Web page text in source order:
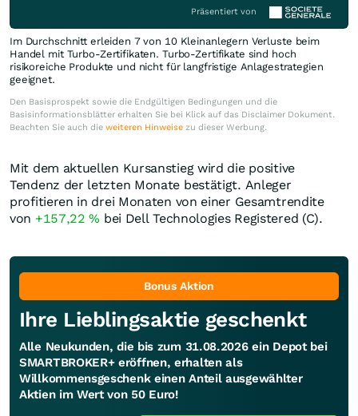
Präsentiert von
Im Durchschnitt erleiden 7 von 10 Kleinanlegern Verluste beim
Handel mit Turbo-Zertifikaten. Turbo-Zertifikate sind hoch
risikoreiche Produkte und nicht für langfristige Anlagestrategien
geeignet.
Den Basisprospekt sowie die Endgültigen Bedingungen und die
Basisinformationsblätter erhalten Sie bei Klick auf das Disclaimer Dokument.
Beachten Sie auch die weiteren Hinweise zu dieser Werbung.
Mit dem aktuellen Kursanstieg wird die positive
Tendenz der letzten Monate bestätigt. Anleger
profitieren in drei Monaten von einer Gesamtrendite
von +157,22% bei Dell Technologies Registered (C).
Bonus Aktion
Ihre Lieblingsaktie geschenkt
Alle Neukunden, die bis zum 31.08.2026 ein Depot bei
SMARTBROKER+ eröffnen, erhalten als
Willkommensgeschenk einen Anteil ausgewählter
Aktien im Wert von 50 Euro!